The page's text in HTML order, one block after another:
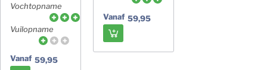
Vochtopname
Vuilopname
Vanaf 59,95
Vanaf 59,95